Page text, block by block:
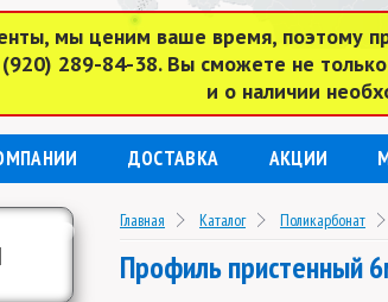
мы ценим ваше время, поэтому
289-84-38. Вы сможете не
и о наличии
ДОСТАВКА АКЦИИ
Главная Каталог Поликарбонат
Профиль пристенный